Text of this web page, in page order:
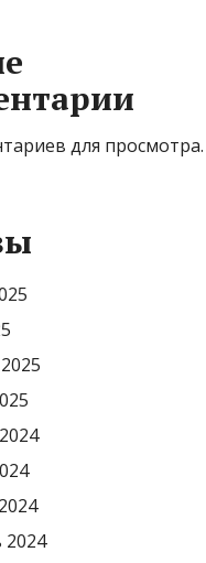
для просмотра.
2024